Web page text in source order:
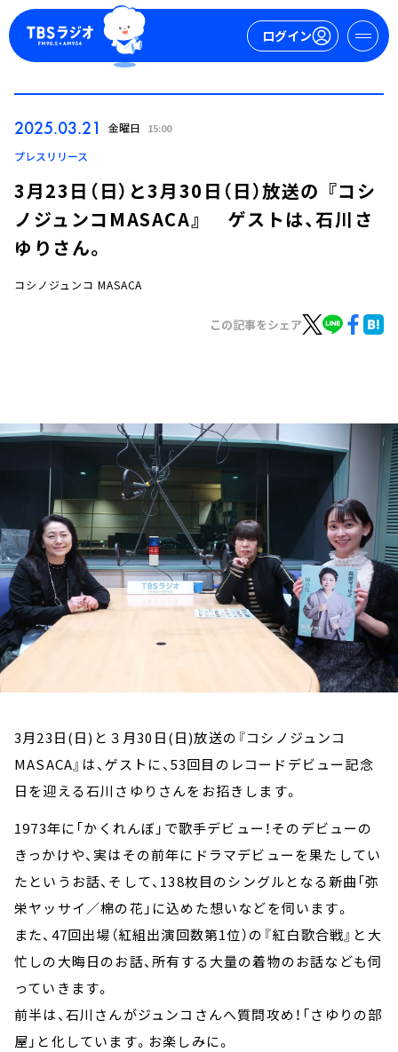
ログイン
イベント・グッズ
YouTube
会社情報
2025.03.21 金曜日 15:00
プレスリリース
3月23日（日）と3月30日（日）放送の 『コシ
ノジュンコMASACA』 ゲストは、石川さ
ゆりさん。
コシノジュンコ MASACA
この記事をシェア
3月23日(日)と３月30日(日)放送の『コシノジュンコ
MASACA』は、ゲストに、53回目のレコードデビュー記念
日を迎える石川さゆりさんをお招きします。
1973年に「かくれんぼ」で歌手デビュー！そのデビューの
きっかけや、実はその前年にドラマデビューを果たしてい
たというお話、そして、138枚目のシングルとなる新曲「弥
栄ヤッサイ／棉の花」に込めた想いなどを伺います。
また、47回出場（紅組出演回数第1位）の『紅白歌合戦』と大
忙しの大晦日のお話、所有する大量の着物のお話なども伺
っていきます。
前半は、石川さんがジュンコさんへ質問攻め！「さゆりの部
屋」と化しています。お楽しみに。